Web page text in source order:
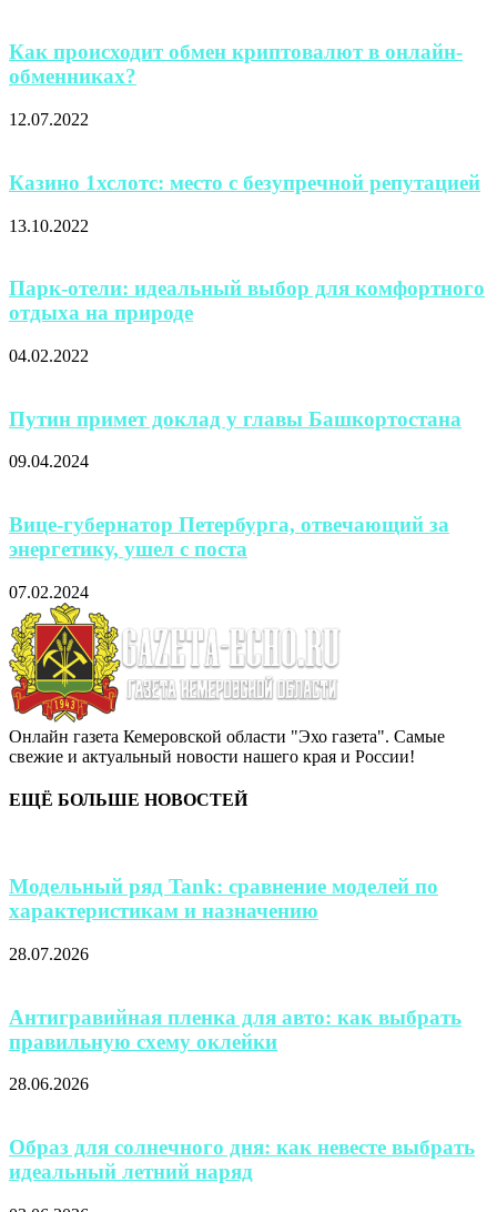
Как происходит обмен криптовалют в онлайн-
обменниках?
12.07.2022
Казино 1хслотс: место с безупречной репутацией
13.10.2022
Парк-отели: идеальный выбор для комфортного
отдыха на природе
04.02.2022
Путин примет доклад у главы Башкортостана
09.04.2024
Вице-губернатор Петербурга, отвечающий за
энергетику, ушел с поста
07.02.2024
Онлайн газета Кемеровской области "Эхо газета". Самые
свежие и актуальный новости нашего края и России!
ЕЩЁ БОЛЬШЕ НОВОСТЕЙ
Модельный ряд Tank: сравнение моделей по
характеристикам и назначению
28.07.2026
Антигравийная пленка для авто: как выбрать
правильную схему оклейки
28.06.2026
Образ для солнечного дня: как невесте выбрать
идеальный летний наряд